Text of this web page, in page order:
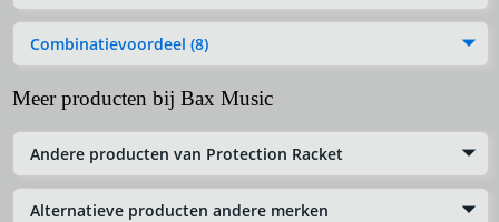
Combinatievoordeel (8)
Meer producten bij Bax Music
Andere producten van Protection Racket
Alternatieve producten andere merken